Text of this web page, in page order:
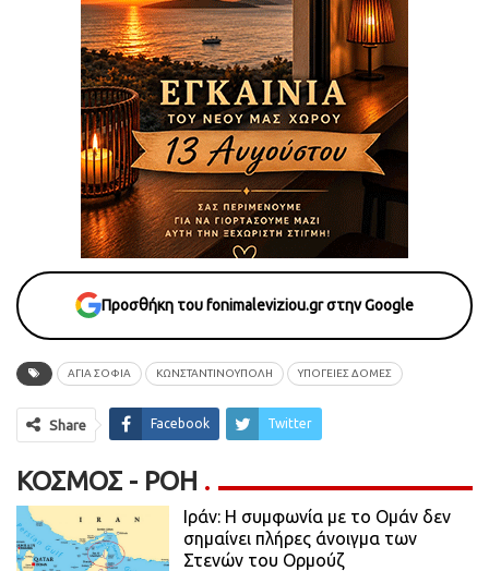
Προσθήκη του fonimaleviziou.gr στην Google
ΑΓΙΆ ΣΟΦΙΆ ΚΩΝΣΤΑΝΤΙΝΟΥΠΟΛΗ ΥΠΌΓΕΙΕΣ ΔΟΜΈΣ
Share Facebook Twitter
ΚΌΣΜΟΣ - ΡΟΗ
Ιράν: Η συμφωνία με το Ομάν δεν
σημαίνει πλήρες άνοιγμα των
Στενών του Ορμούζ